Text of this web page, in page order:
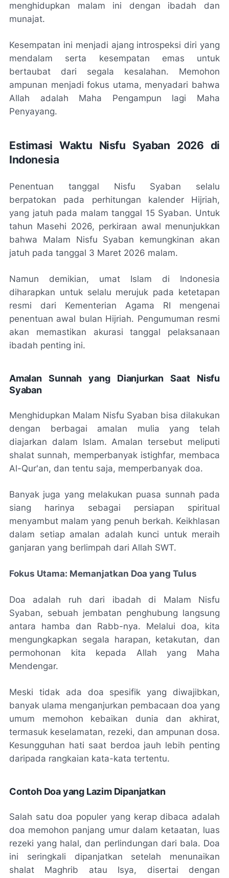
menghidupkan malam ini dengan ibadah dan
munajat.
Kesempatan ini menjadi ajang introspeksi diri yang
mendalam serta kesempatan emas untuk
bertaubat dari segala kesalahan. Memohon
ampunan menjadi fokus utama, menyadari bahwa
Allah adalah Maha Pengampun lagi Maha
Penyayang.
Estimasi Waktu Nisfu Syaban 2026 di
Indonesia
Penentuan tanggal Nisfu Syaban selalu
berpatokan pada perhitungan kalender Hijriah,
yang jatuh pada malam tanggal 15 Syaban. Untuk
tahun Masehi 2026, perkiraan awal menunjukkan
bahwa Malam Nisfu Syaban kemungkinan akan
jatuh pada tanggal 3 Maret 2026 malam.
Namun demikian, umat Islam di Indonesia
diharapkan untuk selalu merujuk pada ketetapan
resmi dari Kementerian Agama RI mengenai
penentuan awal bulan Hijriah. Pengumuman resmi
akan memastikan akurasi tanggal pelaksanaan
ibadah penting ini.
Amalan Sunnah yang Dianjurkan Saat Nisfu
Syaban
Menghidupkan Malam Nisfu Syaban bisa dilakukan
dengan berbagai amalan mulia yang telah
diajarkan dalam Islam. Amalan tersebut meliputi
shalat sunnah, memperbanyak istighfar, membaca
Al-Qur'an, dan tentu saja, memperbanyak doa.
Banyak juga yang melakukan puasa sunnah pada
siang harinya sebagai persiapan spiritual
menyambut malam yang penuh berkah. Keikhlasan
dalam setiap amalan adalah kunci untuk meraih
ganjaran yang berlimpah dari Allah SWT.
Fokus Utama: Memanjatkan Doa yang Tulus
Doa adalah ruh dari ibadah di Malam Nisfu
Syaban, sebuah jembatan penghubung langsung
antara hamba dan Rabb-nya. Melalui doa, kita
mengungkapkan segala harapan, ketakutan, dan
permohonan kita kepada Allah yang Maha
Mendengar.
Meski tidak ada doa spesifik yang diwajibkan,
banyak ulama menganjurkan pembacaan doa yang
umum memohon kebaikan dunia dan akhirat,
termasuk keselamatan, rezeki, dan ampunan dosa.
Kesungguhan hati saat berdoa jauh lebih penting
daripada rangkaian kata-kata tertentu.
Contoh Doa yang Lazim Dipanjatkan
Salah satu doa populer yang kerap dibaca adalah
doa memohon panjang umur dalam ketaatan, luas
rezeki yang halal, dan perlindungan dari bala. Doa
ini seringkali dipanjatkan setelah menunaikan
shalat Maghrib atau Isya, disertai dengan